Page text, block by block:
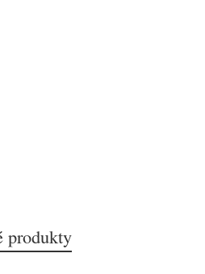
produkty